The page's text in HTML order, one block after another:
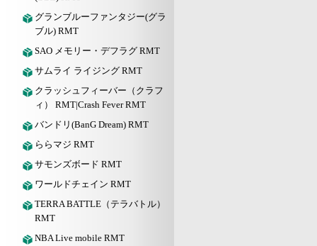
グランブルーファンタジー(グラ
ブル) RMT
SAO メモリー・デフラグ RMT
サムライ ライジング RMT
クラッシュフィーバー（クラフ
ィ） RMT|Crash Fever RMT
バンドリ(BanG Dream) RMT
ららマジ RMT
サモンズボード RMT
ワールドチェイン RMT
TERRA BATTLE（テラバトル）
RMT
NBA Live mobile RMT